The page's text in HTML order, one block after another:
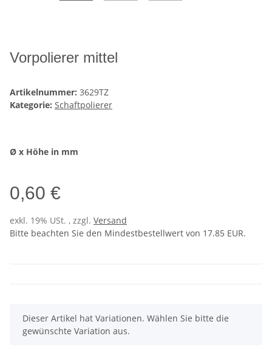
Vorpolierer mittel
Artikelnummer: 3629TZ
Kategorie: Schaftpolierer
Ø x Höhe in mm
0,60 €
exkl. 19% USt. , zzgl. Versand
Bitte beachten Sie den Mindestbestellwert von 17.85 EUR.
x
Dieser Artikel hat Variationen. Wählen Sie bitte die
gewünschte Variation aus.